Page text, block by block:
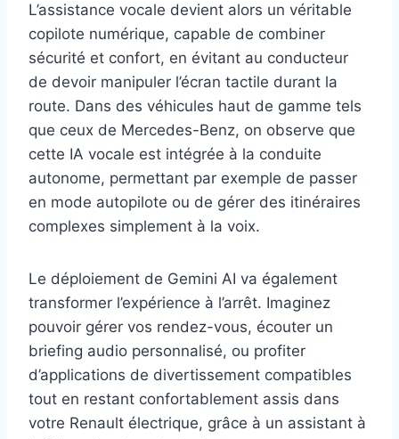
L’assistance vocale devient alors un véritable
copilote numérique, capable de combiner
sécurité et confort, en évitant au conducteur
de devoir manipuler l’écran tactile durant la
route. Dans des véhicules haut de gamme tels
que ceux de Mercedes-Benz, on observe que
cette IA vocale est intégrée à la conduite
autonome, permettant par exemple de passer
en mode autopilote ou de gérer des itinéraires
complexes simplement à la voix.
Le déploiement de Gemini AI va également
transformer l’expérience à l’arrêt. Imaginez
pouvoir gérer vos rendez-vous, écouter un
briefing audio personnalisé, ou profiter
d’applications de divertissement compatibles
tout en restant confortablement assis dans
votre Renault électrique, grâce à un assistant à